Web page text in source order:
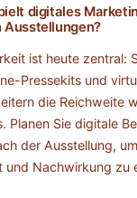
digitales
ist heute zentral:
Pressekits und
die Reichweite
Planen Sie digitale
der Ausstellung, um
und Nachwirkung zu